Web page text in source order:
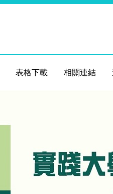
表格下載 相關連結